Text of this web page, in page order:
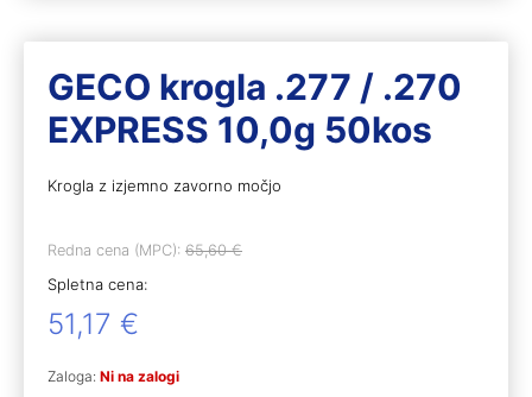
GECO krogla .277 / .270
EXPRESS 10,0g 50kos
Krogla z izjemno zavorno močjo
Redna cena (MPC): 65,60€
Spletna cena:
51,17 €
Zaloga: Ni na zalogi